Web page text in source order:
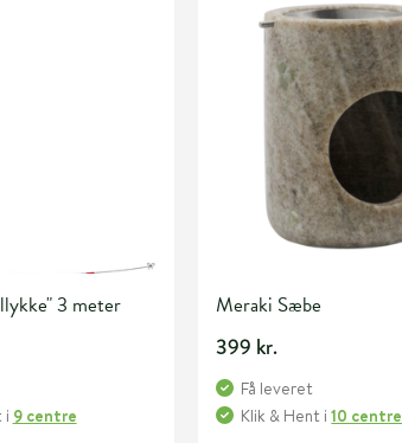
3 meter
i 9 centre
Meraki Sæbe
399 kr.
Få leveret
Klik & Hent i10 centre